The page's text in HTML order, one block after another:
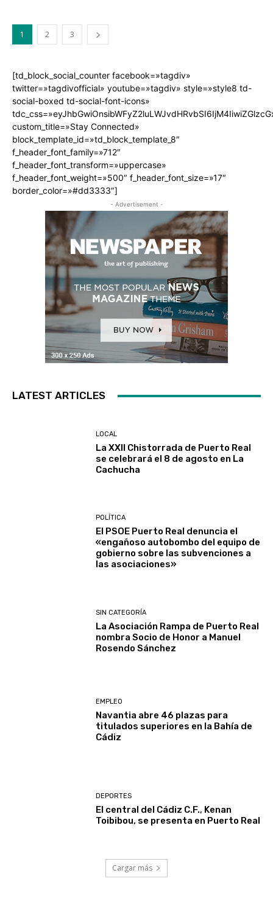
1 2 3
[td_block_social_counter facebook=»tagdiv»
twitter=»tagdivofficial» youtube=»tagdiv» style=»style8 td-
social-boxed td-social-font-icons»
custom_title=»Stay Connected»
block_template_id=»td_block_template_8″
f_header_font_family=»712″
f_header_font_transform=»uppercase»
f_header_font_weight=»500″ f_header_font_size=»17″
border_color=»#dd3333″]
- Advertisement -
LATEST ARTICLES
LOCAL
La XXII Chistorrada de Puerto Real
se celebrará el 8 de agosto en La
Cachucha
POLÍTICA
El PSOE Puerto Real denuncia el
«engañoso autobombo del equipo de
gobierno sobre las subvenciones a
las asociaciones»
SIN CATEGORÍA
La Asociación Rampa de Puerto Real
nombra Socio de Honor a Manuel
Rosendo Sánchez
EMPLEO
Navantia abre 46 plazas para
titulados superiores en la Bahía de
Cádiz
DEPORTES
El central del Cádiz C.F., Kenan
Toibibou, se presenta en Puerto Real
Cargar más